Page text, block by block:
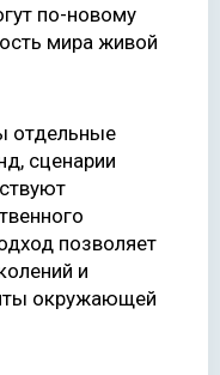
по-новому
мира живой
отдельные
сценарии
позволяет
и
окружающей